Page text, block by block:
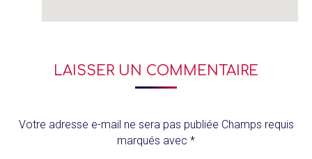
LAISSER UN COMMENTAIRE
Votre adresse e-mail ne sera pas publiée Champs requis
marqués avec *